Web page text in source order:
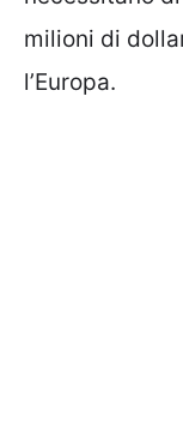
milioni di
l’Europa.